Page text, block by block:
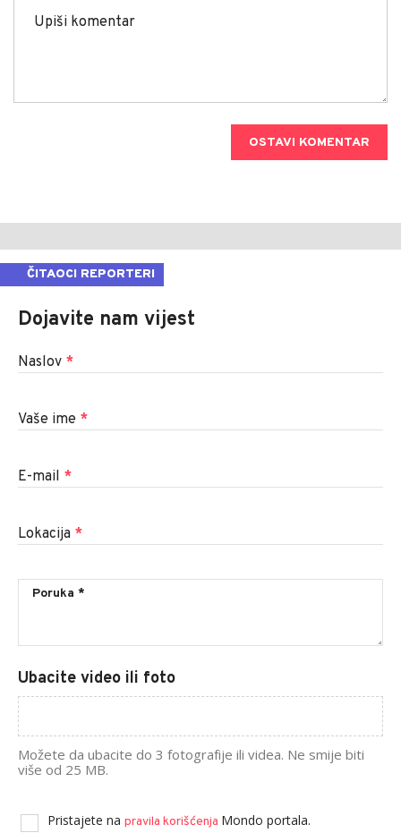
OSTAVI KOMENTAR
ČITAOCI REPORTERI
Dojavite nam vijest
Naslov *
Vaše ime *
E-mail *
Lokacija *
Ubacite video ili foto
Možete da ubacite do 3 fotografije ili videa. Ne smije biti
više od 25 MB.
Pristajete na pravila korišćenja Mondo portala.